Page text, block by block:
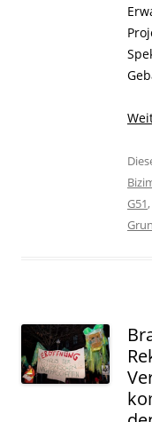
G51,